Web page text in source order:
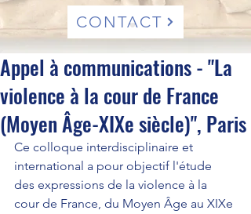
CONTACT
Appel à communications - "La
violence à la cour de France
(Moyen Âge-XIXe siècle)", Paris
Ce colloque interdisciplinaire et
international a pour objectif l'étude
des expressions de la violence à la
cour de France, du Moyen Âge au XIXe